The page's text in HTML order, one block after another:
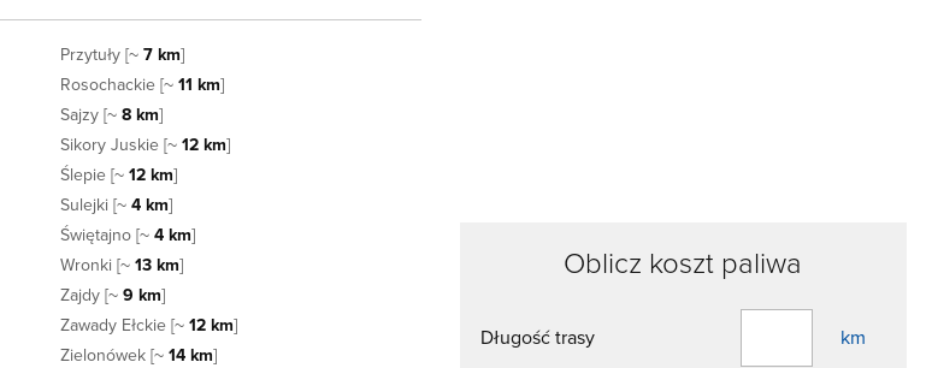
Przytuły [~ 7 km]
Rosochackie [~ 11 km]
Sajzy [~ 8 km]
Sikory Juskie [~ 12 km]
Ślepie [~ 12 km]
Sulejki [~ 4 km]
Świętajno [~ 4 km]
Wronki [~ 13 km]
Zajdy [~ 9 km]
Zawady Ełckie [~ 12 km]
Zielonówek [~ 14 km]
Oblicz koszt paliwa
Długość trasy km